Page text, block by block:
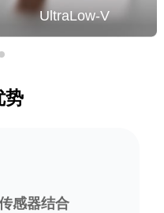
UltraLow-V
势
感器结合